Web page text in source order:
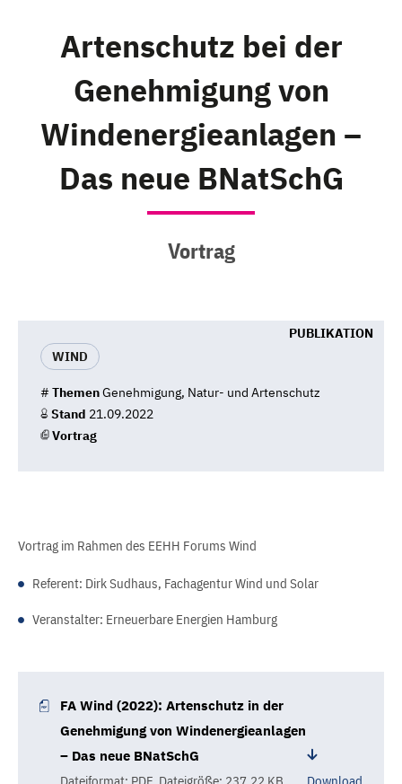
Artenschutz bei der
Genehmigung von
Windenergieanlagen –
Das neue BNatSchG
Vortrag
PUBLIKATION
WIND
# ThemenGenehmigung, Natur- und Artenschutz
Stand 21.09.2022
Vortrag
Vortrag im Rahmen des EEHH Forums Wind
Referent: Dirk Sudhaus, Fachagentur Wind und Solar
Veranstalter: Erneuerbare Energien Hamburg
FA Wind (2022): Artenschutz in der
Genehmigung von Windenergieanlagen
– Das neue BNatSchG